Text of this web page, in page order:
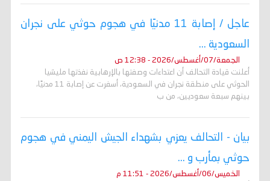
عاجل / إصابة 11 مدنيًا في هجوم حوثي على نجران
السعودية ...
الجمعة/07/أغسطس/2026 - 12:38 ص
أعلنت قيادة التحالف أن اعتداءات وصفتها بالإرهابية نفذتها مليشيا
الحوثي على منطقة نجران في السعودية، أسفرت عن إصابة 11 مدنيًا،
بينهم سبعة سعوديين، من ب
بيان - التحالف يعزي بشهداء الجيش اليمني في هجوم
حوثي بمأرب و ...
الخميس/06/أغسطس/2026 - 11:51 م